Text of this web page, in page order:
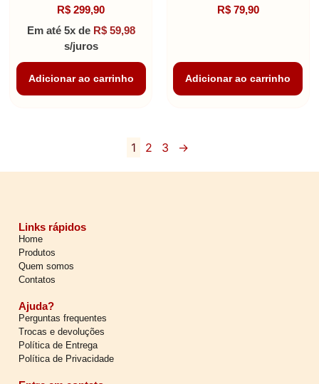
R$ 299,90
Em até 5x de R$59,98
s/juros
Adicionar ao carrinho
R$79,90
Adicionar ao carrinho
1 2 3 →
Links rápidos
Home
Produtos
Quem somos
Contatos
Ajuda?
Perguntas frequentes
Trocas e devoluções
Política de Entrega
Política de Privacidade